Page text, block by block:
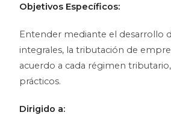
Objetivos Específicos:
Entender mediante el desarrollo
integrales, la tributación de
acuerdo a cada régimen
prácticos.
Dirigido a: